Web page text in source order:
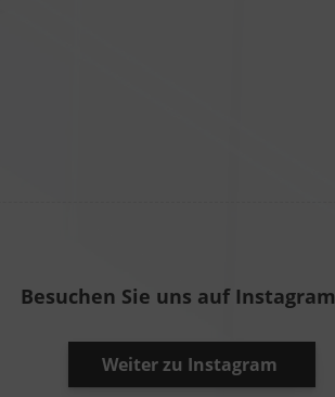
Besuchen Sie uns auf Instagram
Weiter zu Instagram